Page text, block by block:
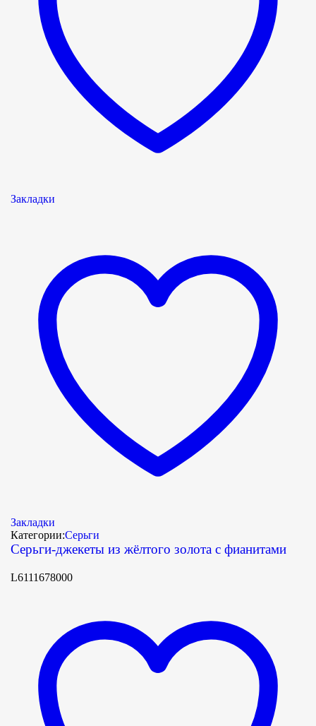
Закладки
Закладки
Категории:Серьги
Серьги-джекеты из жёлтого золота с фианитами
L6111678000